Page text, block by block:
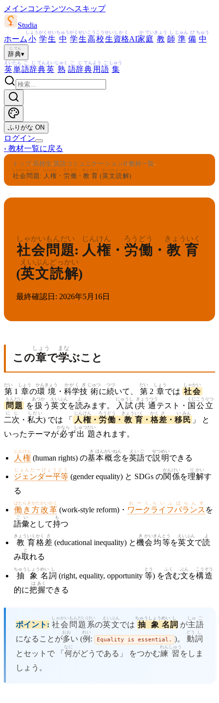
メインコンテンツへスキップ
Studia
ホーム 小
しょう
学
がく
生
せい
中
ちゅう
学
がく
生
せい
高
こう
校
こう
生
せい
資格
しかく
AI家
か
庭
てい
教
きょう
師
し
準
じゅん
備
び
中
ちゅう
辞
じ
典
てん
▾
英
えい
単
たん
語
ご
辞
じ
典
てん
英
えい
熟
じゅく
語
ご
辞
じ
典
てん
用
よう
語
ご
集
しゅう
ふりがな ON
ログイン
‹ 教材一覧に戻る
トップ›高校生›英語コミュニケーションII›教材一覧›
社会
しゃかい
問題
もんだい
: 人権
じんけん
・ 労働
ろうどう
・ 教育
きょういく
(英文
えいぶん
読解
どっかい
)
社会
しゃかい
問題
もんだい
: 人権
じんけん
・ 労働
ろうどう
・ 教育
きょういく
(英文
えいぶん
読解
どっかい
)
最終確認日 : 2026年5月16日
この章
しょう
で学
まな
ぶこと
第
だい
1 章
しょう
の環境
かんきょう
・ 科学
かがく
技
ぎ
術
じゅつ
に続
つづ
いて、 第
だい
2 章
しょう
では 社
しゃ
会
かい
問題
もんだい
を扱
あつか
う 英文
えいぶん
を読
よ
みます。 入試
にゅうし
(共通
きょうつう
テスト・ 国
くに
公
こう
立
りつ
二
に
次
じ
・ 私大
しだい
) では 「 人
じん
権
けん
・ 労
ろう
働
どう
・ 教
きょう
育
いく
・ 格
かく
差
さ
・ 移
い
民
みん
」 と
いったテーマが必
かなら
ず出
しゅつ
題
だい
されます。
人権
じんけん
(human rights) の基
き
本
ほん
概
がい
念
ねん
を英語
えいご
で説
せつ
明
めい
できる
ジェンダー平等
じぇんだーびょうどう
(gender equality) と SDGs の関
かん
係
けい
を理
り
解
かい
す
る
働き方改革
はたらきかたかいかく
(work-style reform)・ ワークライフバランス
わーくらいふばらんす
を
語
ご
彙
い
として持
も
つ
教
きょう
育
いく
格
かく
差
さ
(educational inequality) と機
き
会
かい
均
きん
等
とう
を英文
えいぶん
で読
よ
み取
と
れる
抽
ちゅう
象
しょう
名
めい
詞
し
(right, equality, opportunity 等
とう
) を含
ふく
む文
ぶん
を構
こう
造
ぞう
的に把
は
握
あく
できる
ポイント: 社
しゃ
会
かい
問題
もんだい
系
けい
の英文
えいぶん
では 抽
ちゅう
象
しょう
名
めい
詞
し
が主
しゅ
語
ご
になることが多
おお
い (例
れい
: Equality is essential. )。 動
どう
詞
し
とセットで 「 何
なに
がどうである」 をつかむ練
れん
習
しゅう
をしま
しょう。